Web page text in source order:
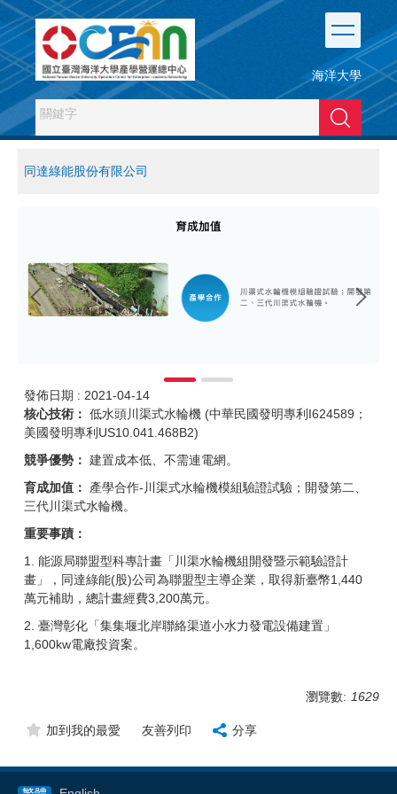
跳
到
主
要
內
容
區
海洋大學
搜尋
同達綠能股份有限公司
發佈日期 : 2021-04-14
核心技術： 低水頭川渠式水輪機 (中華民國發明專利I624589；
美國發明專利US10.041.468B2)
競爭優勢： 建置成本低、不需連電網。
育成加值：
產學合作-川渠式水輪機模組驗證試驗；開發第二、
三代川渠式水輪機。
重要事蹟：
1. 能源局聯盟型科專計畫「川渠水輪機組開發暨示範驗證計
畫」，同達綠能(股)公司為聯盟型主導企業，取得新臺幣1,440
萬元補助，總計畫經費3,200萬元。
2. 臺灣彰化「集集堰北岸聯絡渠道小水力發電設備建置」
1,600kw電廠投資案。
瀏覽數: 1629
加到我的最愛 友善列印 分享